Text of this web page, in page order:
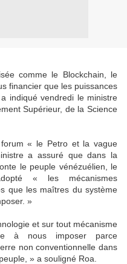
comme le Blockchain, le
financier que les puissances
indiqué vendredi le ministre
Supérieur, de la Science
« le Petro et la vague
a assuré que dans la
le peuple vénézuélien, le
« les mécanismes
que les maîtres du système
»
et sur tout mécanisme
à nous imposer parce
non conventionnelle dans
» a souligné Roa.